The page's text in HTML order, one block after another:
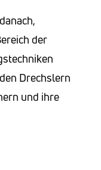
der
Drechslern
und ihre